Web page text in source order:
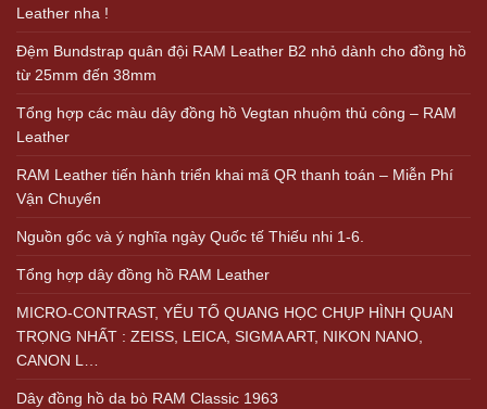
Leather nha !
Đệm Bundstrap quân đội RAM Leather B2 nhỏ dành cho đồng hồ
từ 25mm đến 38mm
Tổng hợp các màu dây đồng hồ Vegtan nhuộm thủ công – RAM
Leather
RAM Leather tiến hành triển khai mã QR thanh toán – Miễn Phí
Vận Chuyển
Nguồn gốc và ý nghĩa ngày Quốc tế Thiếu nhi 1-6.
Tổng hợp dây đồng hồ RAM Leather
MICRO-CONTRAST, YẾU TỐ QUANG HỌC CHỤP HÌNH QUAN
TRỌNG NHẤT : ZEISS, LEICA, SIGMA ART, NIKON NANO,
CANON L…
Dây đồng hồ da bò RAM Classic 1963